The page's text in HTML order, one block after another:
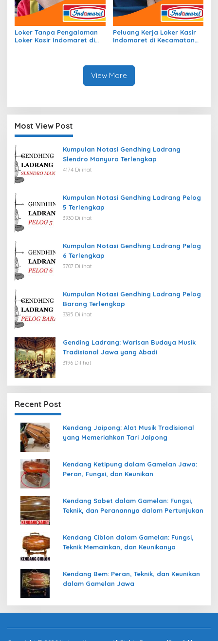
Loker Tanpa Pengalaman
Loker Kasir Indomaret di
Peluang Kerja Loker Kasir
Indomaret di Kecamatan
View More
Most View Post
Kumpulan Notasi Gendhing Ladrang
Slendro Manyura Terlengkap
4174 Dilihat
Kumpulan Notasi Gendhing Ladrang Pelog
5 Terlengkap
3930 Dilihat
Kumpulan Notasi Gendhing Ladrang Pelog
6 Terlengkap
3707 Dilihat
Kumpulan Notasi Gendhing Ladrang Pelog
Barang Terlengkap
3385 Dilihat
Gending Ladrang: Warisan Budaya Musik
Tradisional Jawa yang Abadi
3196 Dilihat
Recent Post
Kendang Jaipong: Alat Musik Tradisional
yang Memeriahkan Tari Jaipong
Kendang Ketipung dalam Gamelan Jawa:
Peran, Fungsi, dan Keunikan
Kendang Sabet dalam Gamelan: Fungsi,
Teknik, dan Peranannya dalam Pertunjukan
Kendang Ciblon dalam Gamelan: Fungsi,
Teknik Memainkan, dan Keunikanya
Kendang Bem: Peran, Teknik, dan Keunikan
dalam Gamelan Jawa